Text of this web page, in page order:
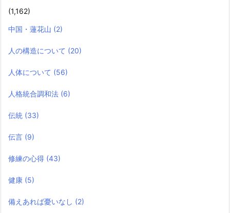
(1,162)
中国・蓮花山 (2)
人の構造について (20)
人体について (56)
人格統合調和法 (6)
伝統 (33)
伝言 (9)
修練の心得 (43)
健康 (5)
備えあれば憂いなし (2)